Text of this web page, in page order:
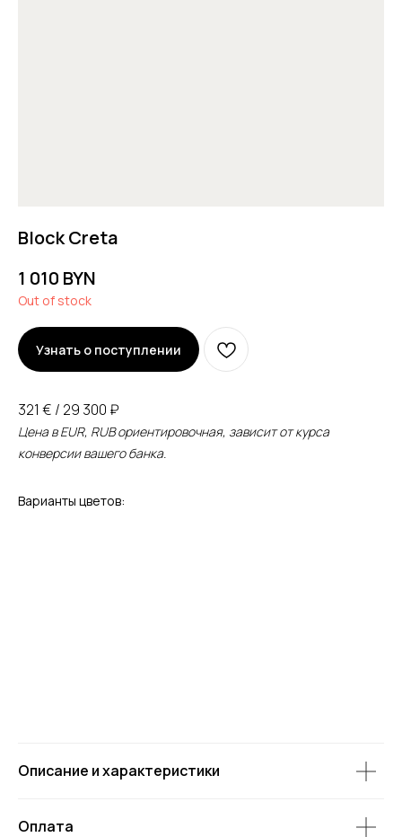
Block Creta
1 010 BYN
Out of stock
Узнать о поступлении
321 € / 29 300 ₽
Цена в EUR, RUB ориентировочная, зависит от курса
конверсии вашего банка.
Варианты цветов:
Описание и характеристики
Оплата